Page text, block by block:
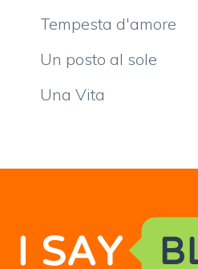
Tempesta d'amore
Un posto al sole
Una Vita